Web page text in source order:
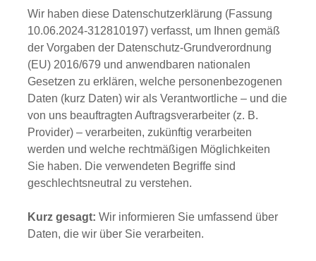
Wir haben diese Datenschutzerklärung (Fassung
10.06.2024-312810197) verfasst, um Ihnen gemäß
der Vorgaben der Datenschutz-Grundverordnung
(EU) 2016/679 und anwendbaren nationalen
Gesetzen zu erklären, welche personenbezogenen
Daten (kurz Daten) wir als Verantwortliche – und die
von uns beauftragten Auftragsverarbeiter (z. B.
Provider) – verarbeiten, zukünftig verarbeiten
werden und welche rechtmäßigen Möglichkeiten
Sie haben. Die verwendeten Begriffe sind
geschlechtsneutral zu verstehen.
Kurz gesagt: Wir informieren Sie umfassend über
Daten, die wir über Sie verarbeiten.